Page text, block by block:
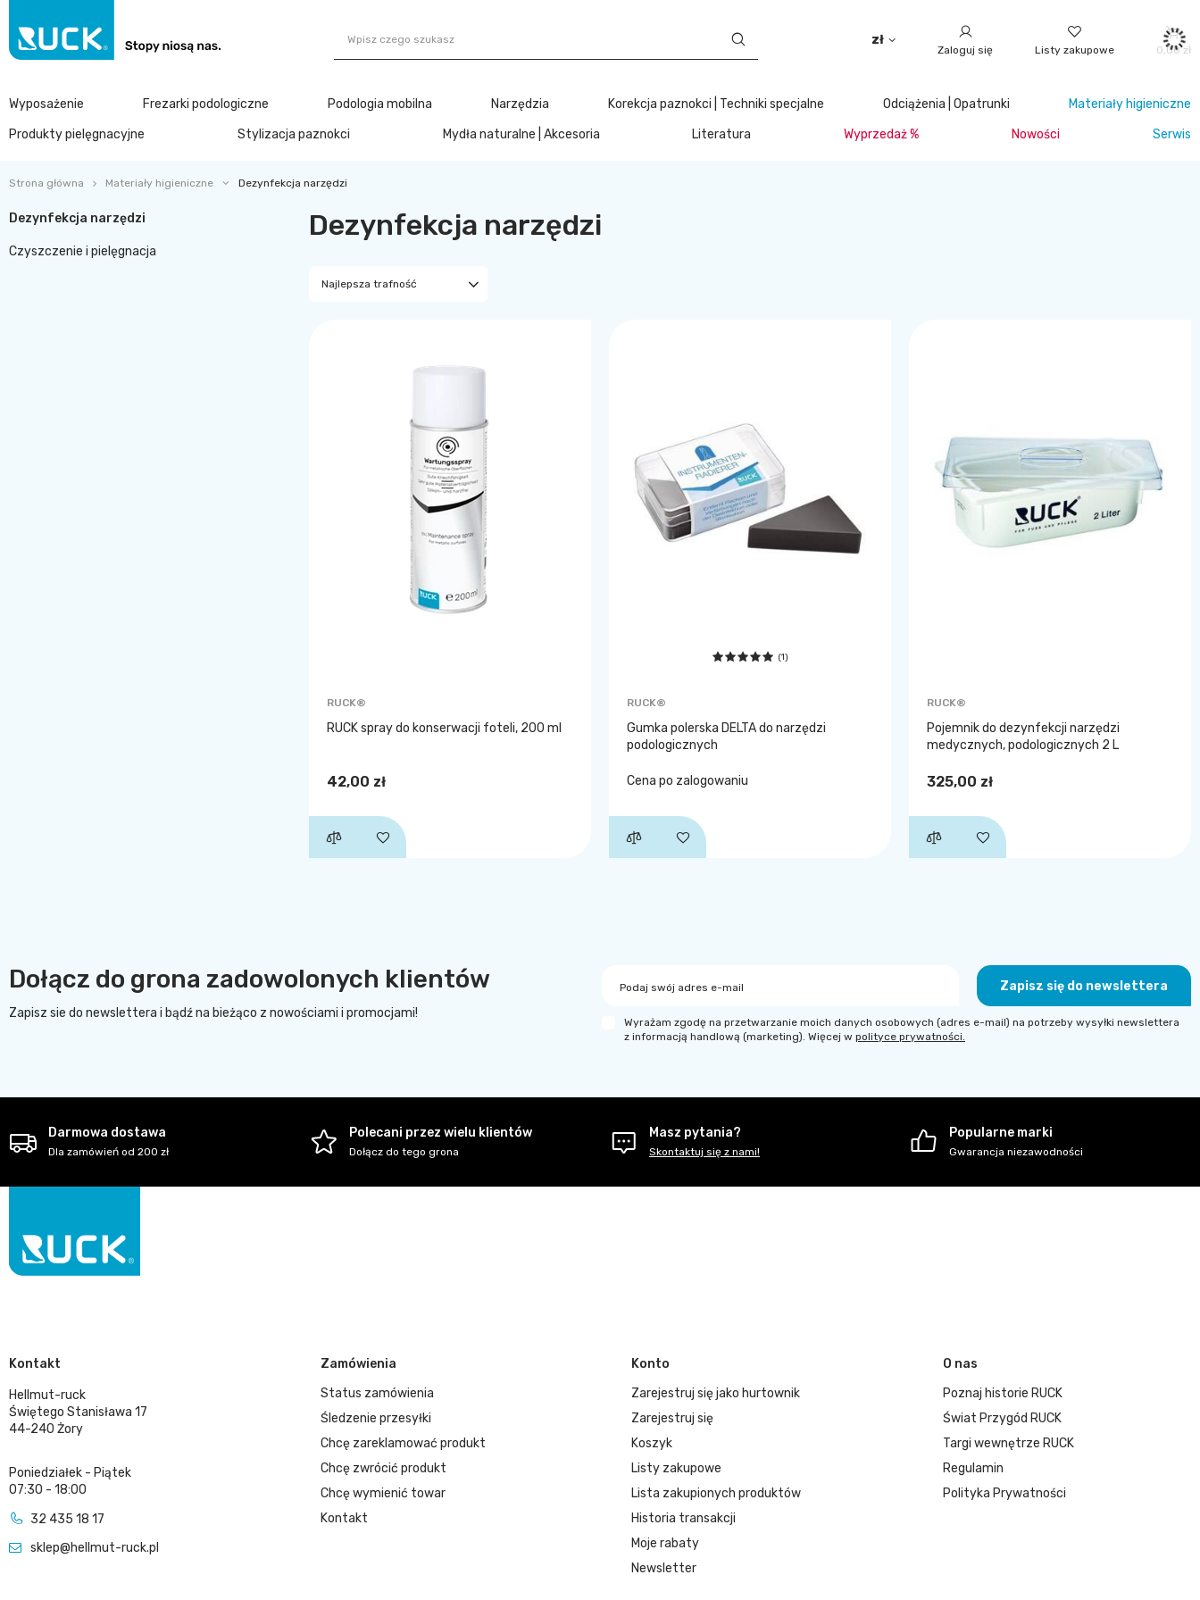
zł
Zaloguj się Listy zakupowe 0,00 zł
Wyposażenie Frezarki podologiczne Podologia mobilna Narzędzia Korekcja paznokci | Techniki specjalne Odciążenia | Opatrunki
Materiały higieniczne
Produkty pielęgnacyjne
Stylizacja paznokci Mydła naturalne | Akcesoria Literatura Wyprzedaż % Nowości Serwis
Strona główna Materiały higieniczne Dezynfekcja narzędzi
Dezynfekcja narzędzi
Czyszczenie i pielęgnacja
Dezynfekcja narzędzi
Najlepsza trafność
RUCK®
RUCK spray do konserwacji foteli, 200 ml
42,00 zł
(1)
RUCK®
Gumka polerska DELTA do narzędzi
podologicznych
Cena po zalogowaniu
RUCK®
Pojemnik do dezynfekcji narzędzi
medycznych, podologicznych 2 L
325,00 zł
Dołącz do grona zadowolonych klientów
Zapisz sie do newslettera i bądź na bieżąco z nowościami i promocjami!
Podaj swój adres e-mail Zapisz się do newslettera
Wyrażam zgodę na przetwarzanie moich danych osobowych (adres e-mail) na potrzeby wysyłki newslettera
z informacją handlową (marketing). Więcej w polityce prywatności.
Darmowa dostawa
Dla zamówień od 200 zł
Polecani przez wielu klientów
Dołącz do tego grona
Masz pytania?
Skontaktuj się z nami!
Popularne marki
Gwarancja niezawodności
Kontakt
Hellmut-ruck
Świętego Stanisława 17
44-240 Żory
Poniedziałek - Piątek
07:30 - 18:00
32 435 18 17
sklep@hellmut-ruck.pl
Zamówienia
Status zamówienia
Śledzenie przesyłki
Chcę zareklamować produkt
Chcę zwrócić produkt
Chcę wymienić towar
Kontakt
Konto
Zarejestruj się jako hurtownik
Zarejestruj się
Koszyk
Listy zakupowe
Lista zakupionych produktów
Historia transakcji
Moje rabaty
Newsletter
O nas
Poznaj historie RUCK
Świat Przygód RUCK
Targi wewnętrze RUCK
Regulamin
Polityka Prywatności